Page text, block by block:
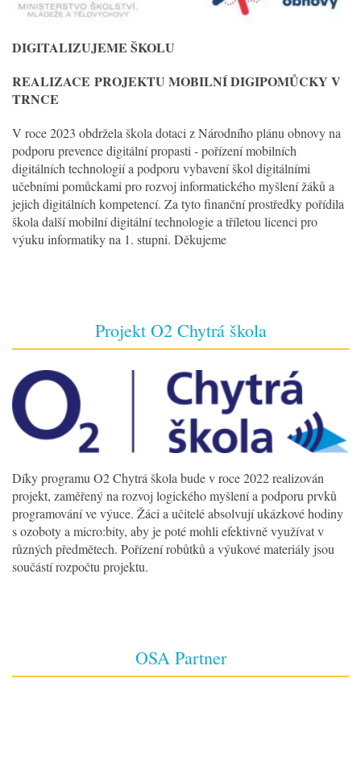
DIGITALIZUJEME ŠKOLU
REALIZACE PROJEKTU MOBILNÍ DIGIPOMŮCKY V
TRNCE
V roce 2023 obdržela škola dotaci z Národního plánu obnovy na
podporu prevence digitální propasti - pořízení mobilních
digitálních technologií a podporu vybavení škol digitálními
učebními pomůckami pro rozvoj informatického myšlení žáků a
jejich digitálních kompetencí. Za tyto finanční prostředky pořídila
škola další mobilní digitální technologie a tříletou licenci pro
výuku informatiky na 1. stupni. Děkujeme
Projekt O2 Chytrá škola
Díky programu O2 Chytrá škola bude v roce 2022 realizován
projekt, zaměřený na rozvoj logického myšlení a podporu prvků
programování ve výuce. Žáci a učitelé absolvují ukázkové hodiny
s ozoboty a micro:bity, aby je poté mohli efektivně využívat v
různých předmětech. Pořízení robůtků a výukové materiály jsou
součástí rozpočtu projektu.
OSA Partner